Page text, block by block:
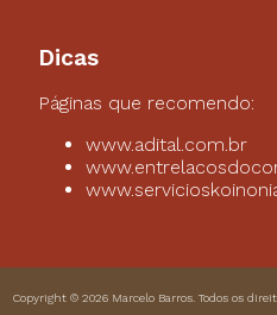
Dicas
Páginas que recomendo:
www.adital.com.br
Copyright © 2026 Marcelo Barros . Todos os